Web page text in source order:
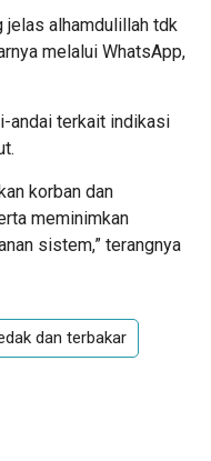
jelas alhamdulillah tdk
melalui WhatsApp,
andai terkait indikasi
korban dan
meminimkan
sistem,” terangnya
dan terbakar